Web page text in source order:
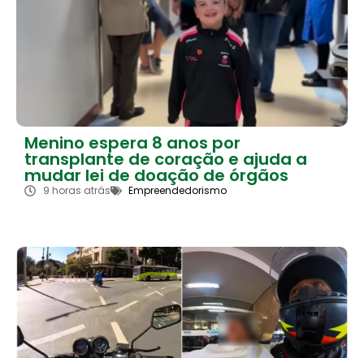
Menino espera 8 anos por
transplante de coração e ajuda a
mudar lei de doação de órgãos
9 horas atrás Empreendedorismo